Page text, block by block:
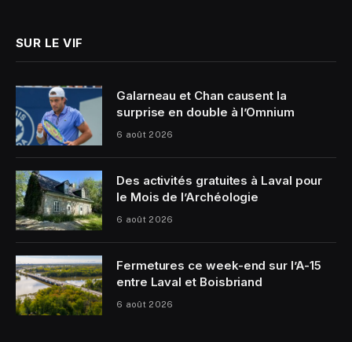
SUR LE VIF
Galarneau et Chan causent la
surprise en double à l’Omnium
6 août 2026
Des activités gratuites à Laval pour
le Mois de l’Archéologie
6 août 2026
Fermetures ce week-end sur l’A-15
entre Laval et Boisbriand
6 août 2026